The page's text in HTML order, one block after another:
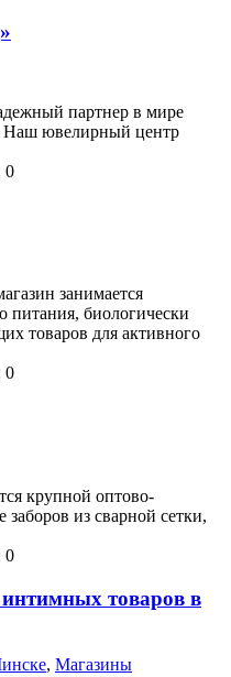
партнер в мире
Наш ювелирный центр
0
занимается
питания, биологически
товаров для активного
0
крупной оптово-
из сварной сетки,
0
товаров в
, Магазины